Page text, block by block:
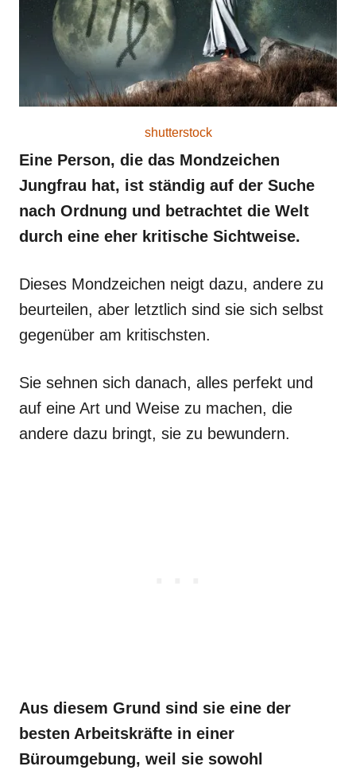
shutterstock
Eine Person, die das Mondzeichen
Jungfrau hat, ist ständig auf der Suche
nach Ordnung und betrachtet die Welt
durch eine eher kritische Sichtweise.
Dieses Mondzeichen neigt dazu, andere zu
beurteilen, aber letztlich sind sie sich selbst
gegenüber am kritischsten.
Sie sehnen sich danach, alles perfekt und
auf eine Art und Weise zu machen, die
andere dazu bringt, sie zu bewundern.
Aus diesem Grund sind sie eine der
besten Arbeitskräfte in einer
Büroumgebung, weil sie sowohl